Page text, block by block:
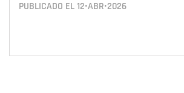
PUBLICADO EL12•ABR•2026